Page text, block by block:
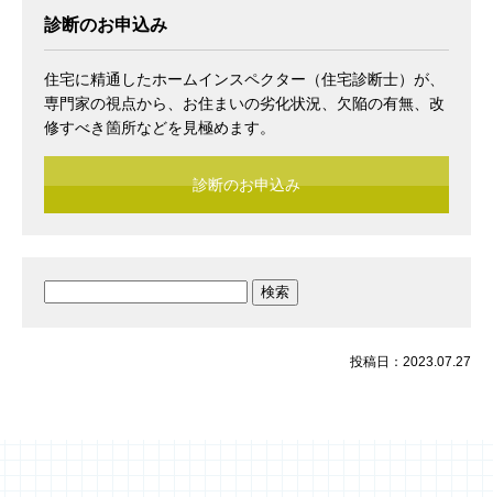
診断のお申込み
住宅に精通したホームインスペクター（住宅診断士）が、
専門家の視点から、お住まいの劣化状況、欠陥の有無、改
修すべき箇所などを見極めます。
診断のお申込み
投稿日：2023.07.27